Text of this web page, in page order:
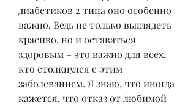
диабетиков 2 типа оно особенно
важно. Ведь не только выглядеть
красиво, но и оставаться
здоровым – это важно для всех,
кто столкнулся с этим
заболеванием. Я знаю, что иногда
кажется, что отказ от любимой